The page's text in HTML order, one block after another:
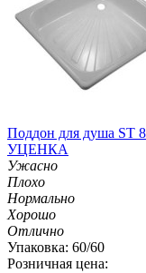
Поддон для душа ST
УЦЕНКА
Ужасно
Плохо
Нормально
Хорошо
Отлично
Упаковка: 60/60
Розничная цена: